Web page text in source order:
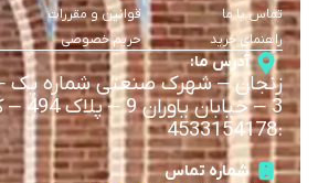
تماس با ما
راهنمای خرید
قوانین و مقررات
حریم خصوصی
آدرس ما:
زنجان–شهرک صنعتی شماره یک
3
–خیابان یاوران 9 –
:
4533154178
شماره تماس